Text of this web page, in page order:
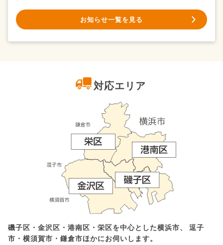
お知らせ一覧を見る
対応エリア
磯子区・金沢区・港南区・栄区を中心とした横浜市、
逗子
市・横須賀市・鎌倉市ほかにお伺いします。